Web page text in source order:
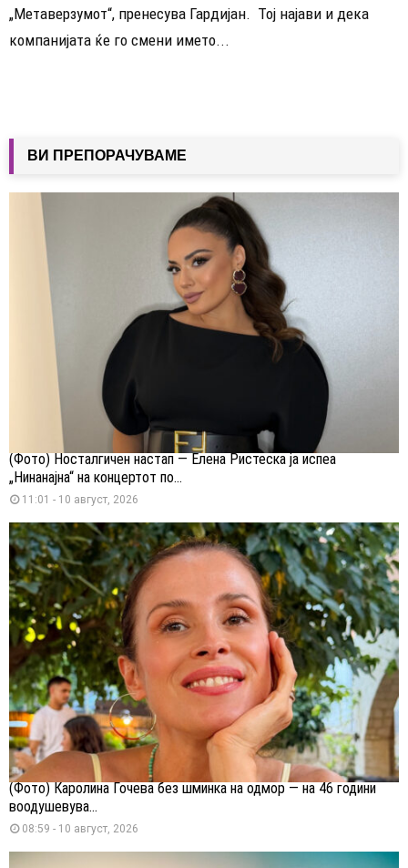
„Метаверзумот“, пренесува Гардијан. Тој најави и дека
компанијата ќе го смени името...
ВИ ПРЕПОРАЧУВАМЕ
(Фото) Носталгичен настап — Елена Ристеска ја испеа
„Нинанајна“ на концертот по...
11:01 - 10 август, 2026
(Фото) Каролина Гочева без шминка на одмор — на 46 години
воодушевува...
08:59 - 10 август, 2026